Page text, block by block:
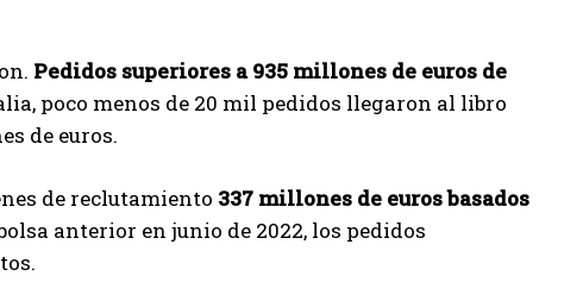
Pedidos superiores a 935 millones de euros de
poco menos de 20 mil pedidos llegaron al libro
de euros.
de reclutamiento 337 millones de euros basados ​​
anterior en junio de 2022, los pedidos